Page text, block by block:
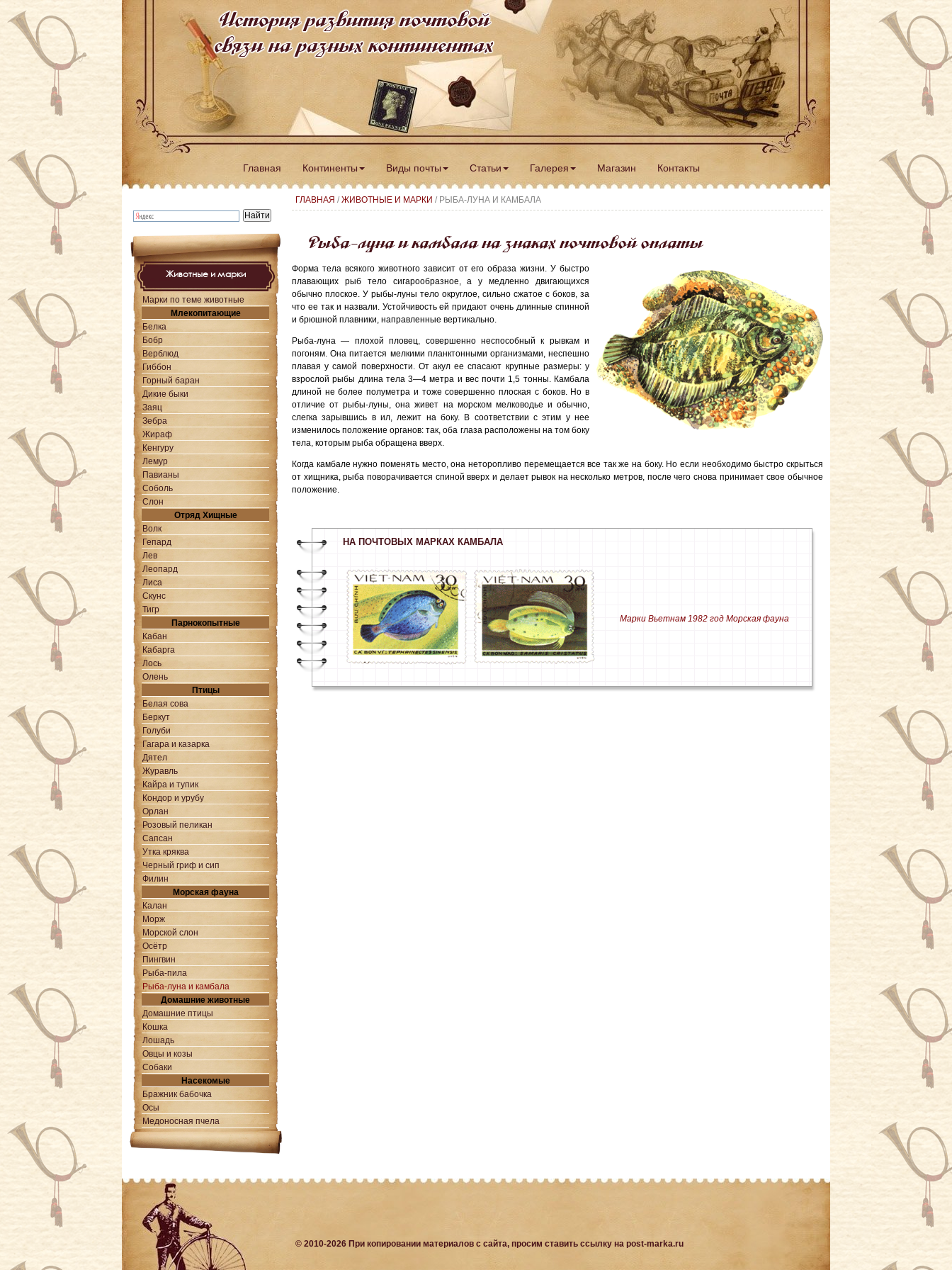
История развития почтовой
связи на разных континентах
Главная Континенты Виды почты Статьи Галерея Магазин Контакты
ГЛАВНАЯ /ЖИВОТНЫЕ И МАРКИ / РЫБА-ЛУНА И КАМБАЛА
Рыба-луна и камбала на знаках почтовой оплаты
Форма тела всякого животного зависит от его образа жизни. У быстро
плавающих рыб тело сигарообразное, а у медленно двигающихся
обычно плоское. У рыбы-луны тело округлое, сильно сжатое с боков, за
что ее так и назвали. Устойчивость ей придают очень длинные спинной
и брюшной плавники, направленные вертикально.
Рыба-луна — плохой пловец, совершенно неспособный к рывкам и
погоням. Она питается мелкими планктонными организмами, неспешно
плавая у самой поверхности. От акул ее спасают крупные размеры: у
взрослой рыбы длина тела 3—4 метра и вес почти 1,5 тонны. Камбала
длиной не более полуметра и тоже совершенно плоская с боков. Но в
отличие от рыбы-луны, она живет на морском мелководье и обычно,
слегка зарывшись в ил, лежит на боку. В соответствии с этим у нее
изменилось положение органов: так, оба глаза расположены на том боку
тела, которым рыба обращена вверх.
Когда камбале нужно поменять место, она неторопливо перемещается все так же на боку. Но если необходимо быстро скрыться
от хищника, рыба поворачивается спиной вверх и делает рывок на несколько метров, после чего снова принимает свое обычное
положение.
НА ПОЧТОВЫХ МАРКАХ КАМБАЛА
Марки Вьетнам 1982 год Морская фауна
Животные и марки
Марки по теме животные
Млекопитающие
Белка
Бобр
Верблюд
Гиббон
Горный баран
Дикие быки
Заяц
Зебра
Жираф
Кенгуру
Лемур
Павианы
Соболь
Слон
Отряд Хищные
Волк
Гепард
Лев
Леопард
Лиса
Скунс
Тигр
Парнокопытные
Кабан
Кабарга
Лось
Олень
Птицы
Белая сова
Беркут
Голуби
Гагара и казарка
Дятел
Журавль
Кайра и тупик
Кондор и урубу
Орлан
Розовый пеликан
Сапcан
Утка кряква
Черный гриф и сип
Филин
Морская фауна
Калан
Морж
Морской слон
Осётр
Пингвин
Рыба-пила
Рыба-луна и камбала
Домашние животные
Домашние птицы
Кошка
Лошадь
Овцы и козы
Собаки
Насекомые
Бражник бабочка
Осы
Медоносная пчела
© 2010-2026 При копировании материалов с сайта, просим ставить ссылку на post-marka.ru